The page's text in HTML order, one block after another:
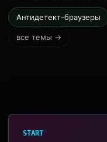
Антидетект-браузеры
все темы →
START